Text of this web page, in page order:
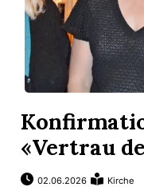
«Vertrau
02.06.2026 Kirche